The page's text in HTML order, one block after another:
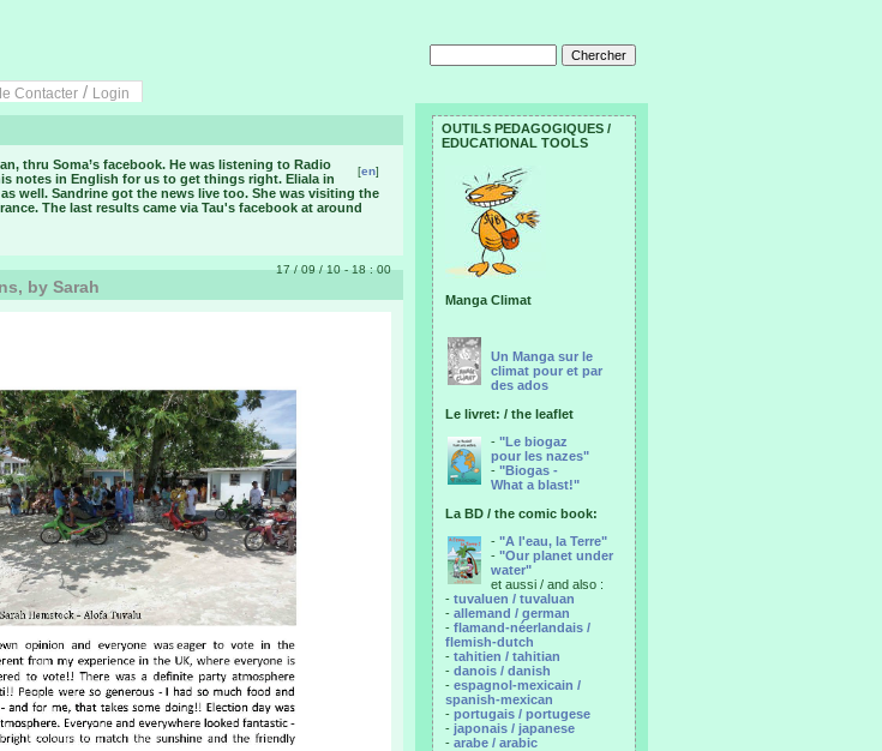
Contacter / Login
OUTILS PEDAGOGIQUES /
EDUCATIONAL TOOLS
Manga Climat
Un Manga sur le
climat pour et par
des ados
Le livret: / the leaflet
- "Le biogaz
pour les nazes"
- "Biogas -
What a blast!"
La BD / the comic book:
- "A l'eau, la Terre"
- "Our planet under
water"
et aussi / and also :
- tuvaluen / tuvaluan
- allemand / german
- flamand-néerlandais /
flemish-dutch
- tahitien / tahitian
- danois / danish
- espagnol-mexicain /
spanish-mexican
- portugais / portugese
- japonais / japanese
- arabe / arabic
[en]
thru Soma’s facebook. He was listening to Radio
notes in English for us to get things right. Eliala in
well. Sandrine got the news live too. She was visiting the
The last results came via Tau's facebook at around
17 / 09 / 10 - 18 : 00
by Sarah